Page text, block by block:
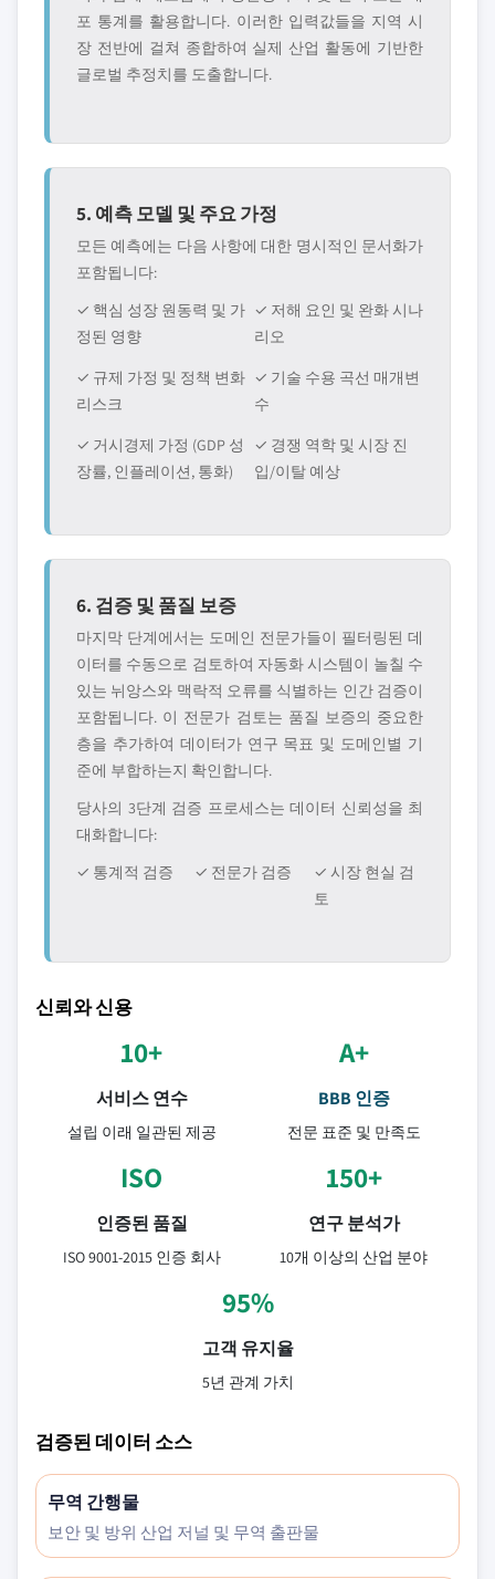
포 통계를 활용합니다. 이러한 입력값들을 지역 시
장 전반에 걸쳐 종합하여 실제 산업 활동에 기반한
글로벌 추정치를 도출합니다.
5. 예측 모델 및 주요 가정
모든 예측에는 다음 사항에 대한 명시적인 문서화가
포함됩니다:
✓ 핵심 성장 원동력 및 가
정된 영향
✓ 저해 요인 및 완화 시나
리오
✓ 규제 가정 및 정책 변화
리스크
✓ 기술 수용 곡선 매개변
수
✓ 거시경제 가정 (GDP 성
장률, 인플레이션, 통화)
✓ 경쟁 역학 및 시장 진
입/이탈 예상
6. 검증 및 품질 보증
마지막 단계에서는 도메인 전문가들이 필터링된 데
이터를 수동으로 검토하여 자동화 시스템이 놀칠 수
있는 뉘앙스와 맥락적 오류를 식별하는 인간 검증이
포함됩니다. 이 전문가 검토는 품질 보증의 중요한
층을 추가하여 데이터가 연구 목표 및 도메인별 기
준에 부합하는지 확인합니다.
당사의 3단계 검증 프로세스는 데이터 신뢰성을 최
대화합니다:
✓ 통계적 검증
✓ 전문가 검증
✓ 시장 현실 검
토
신뢰와 신용
10+
서비스 연수
설립 이래 일관된 제공
A+
BBB 인증
전문 표준 및 만족도
ISO
인증된 품질
ISO 9001-2015 인증 회사
150+
연구 분석가
10개 이상의 산업 분야
95%
고객 유지율
5년 관계 가치
검증된 데이터 소스
무역 간행물
보안 및 방위 산업 저널 및 무역 출판물